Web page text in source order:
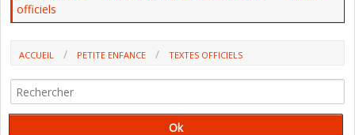
officiels
ACCUEIL PETITE ENFANCE
TEXTES OFFICIELS
L'ÉGALITÉ FILLES-GARÇONS, LES EPLE, L'ASE